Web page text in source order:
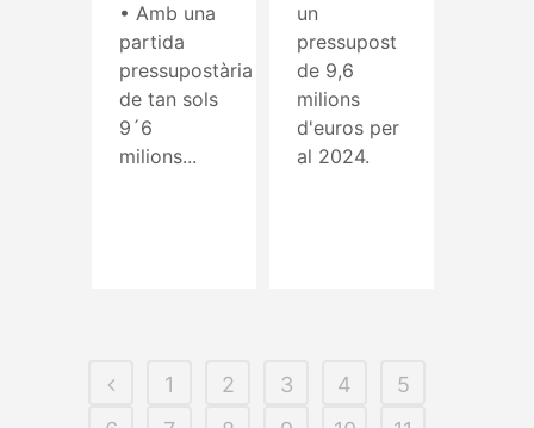
• Amb una
partida
pressupostària
de tan sols
9´6
milions...
un
pressupost
de 9,6
milions
d'euros per
al 2024.
1 2 3 4
5